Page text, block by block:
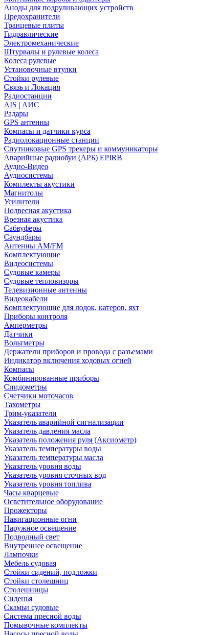
Аноды для подруливающих устройств
Предохранители
Транцевые плиты
Гидравлические
Электромеханические
Штурвалы и рулевые колеса
Колеса рулевые
Установочные втулки
Стойки рулевые
Связь и Локация
Радиостанции
AIS | АИС
Радары
GPS антенны
Компасы и датчики курса
Радиолокационные станции
Спутниковые GPS трекеры и коммуникаторы
Аварийные радиобуи (АРБ) EPIRB
Аудио-Видео
Аудиосистемы
Комплекты акустики
Магнитолы
Усилители
Подвесная акустика
Врезная акустика
Сабвуферы
Саундбары
Антенны AM/FM
Комплектующие
Видеосистемы
Судовые камеры
Cудовые тепловизоры
Телевизионные антенны
Видеокабели
Комплектующие для лодок, катеров, яхт
Приборы контроля
Амперметры
Датчики
Вольтметры
Держатели приборов и провода с разъемами
Индикатор включения ходовых огней
Компасы
Комбинированные приборы
Спидометры
Счетчики моточасов
Тахометры
Трим-указатели
Указатель аварийной сигнализации
Указатель давления масла
Указатель положения руля (Аксиометр)
Указатель температуры воды
Указатель температуры масла
Указатель уровня воды
Указатель уровня сточных вод
Указатель уровня топлива
Часы кварцевые
Осветительное оборудование
Прожекторы
Навигационные огни
Наружное освещение
Подводный свет
Внутреннее освещение
Лампочки
Мебель судовая
Стойки сидений, подложки
Стойки столешниц
Столешницы
Сиденья
Скамьи судовые
Система пресной воды
Помывочные комплекты